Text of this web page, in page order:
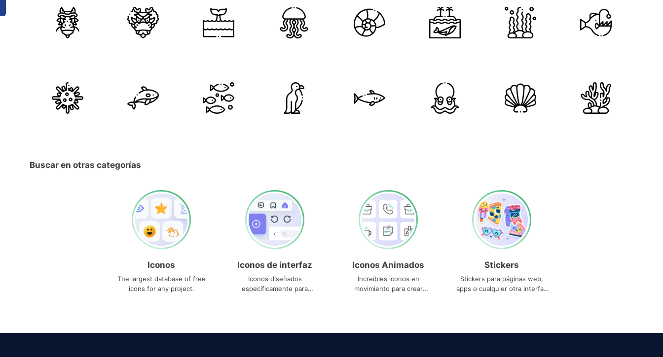
Buscar en otras categorías
Iconos
The largest database of free
icons for any project.
Iconos de interfaz
Iconos diseñados
específicamente para
Iconos Animados
Increíbles iconos en
movimiento para crear
Stickers
Stickers para páginas web,
apps o cualquier otra interfaz